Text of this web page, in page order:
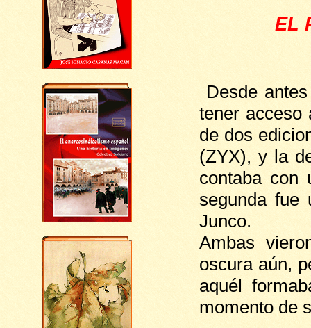
EL
Desde
tener acceso
de dos
(ZYX), y la
contaba con
segunda fue
Junco.
Ambas
oscura aún,
aquél
momento de